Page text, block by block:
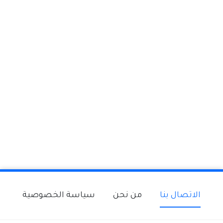
الاتصال بنا من نحن سياسة الخصوصية